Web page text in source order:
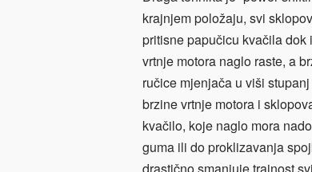
krajnjem položaju, svi
pritisne papučicu kvačila
vrtnje motora naglo raste, a
ručice mjenjača u viši
brzine vrtnje motora i
kvačilo, koje naglo mora
guma ili do proklizavanja